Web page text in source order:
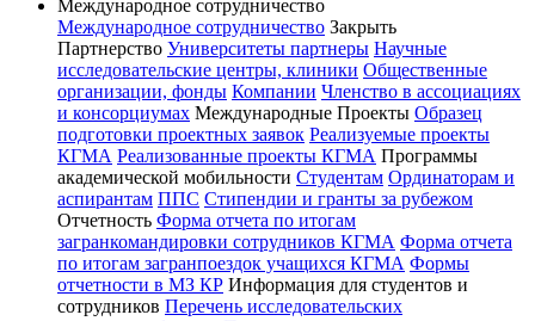
Международное сотрудничество
Международное сотрудничество Закрыть
Партнерство Университеты партнеры Научные
исследовательские центры, клиники Общественные
организации, фонды Компании Членство в ассоциациях
и консорциумах Международные Проекты Образец
подготовки проектных заявок Реализуемые проекты
КГМА Реализованные проекты КГМА Программы
академической мобильности Студентам Ординаторам и
аспирантам ППС Стипендии и гранты за рубежом
Отчетность Форма отчета по итогам
загранкомандировки сотрудников КГМА Форма отчета
по итогам загранпоездок учащихся КГМА Формы
отчетности в МЗ КР Информация для студентов и
сотрудников Перечень исследовательских